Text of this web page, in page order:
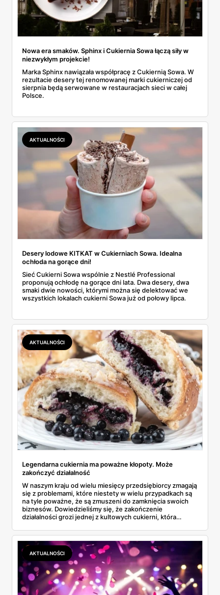
Nowa era smaków. Sphinx i Cukiernia Sowa łączą siły w
niezwykłym projekcie!
Marka Sphinx nawiązała współpracę z Cukiernią Sowa. W
rezultacie desery tej renomowanej marki cukierniczej od
sierpnia będą serwowane w restauracjach sieci w całej
Polsce.
AKTUALNOŚCI
Desery lodowe KITKAT w Cukierniach Sowa. Idealna
ochłoda na gorące dni!
Sieć Cukierni Sowa wspólnie z Nestlé Professional
proponują ochłodę na gorące dni lata. Dwa desery, dwa
smaki dwie nowości, którymi można się delektować we
wszystkich lokalach cukierni Sowa już od połowy lipca.
AKTUALNOŚCI
Legendarna cukiernia ma poważne kłopoty. Może
zakończyć działalność
W naszym kraju od wielu miesięcy przedsiębiorcy zmagają
się z problemami, które niestety w wielu przypadkach są
na tyle poważne, że są zmuszeni do zamknięcia swoich
biznesów. Dowiedzieliśmy się, że zakończenie
działalności grozi jednej z kultowych cukierni, która
AKTUALNOŚCI